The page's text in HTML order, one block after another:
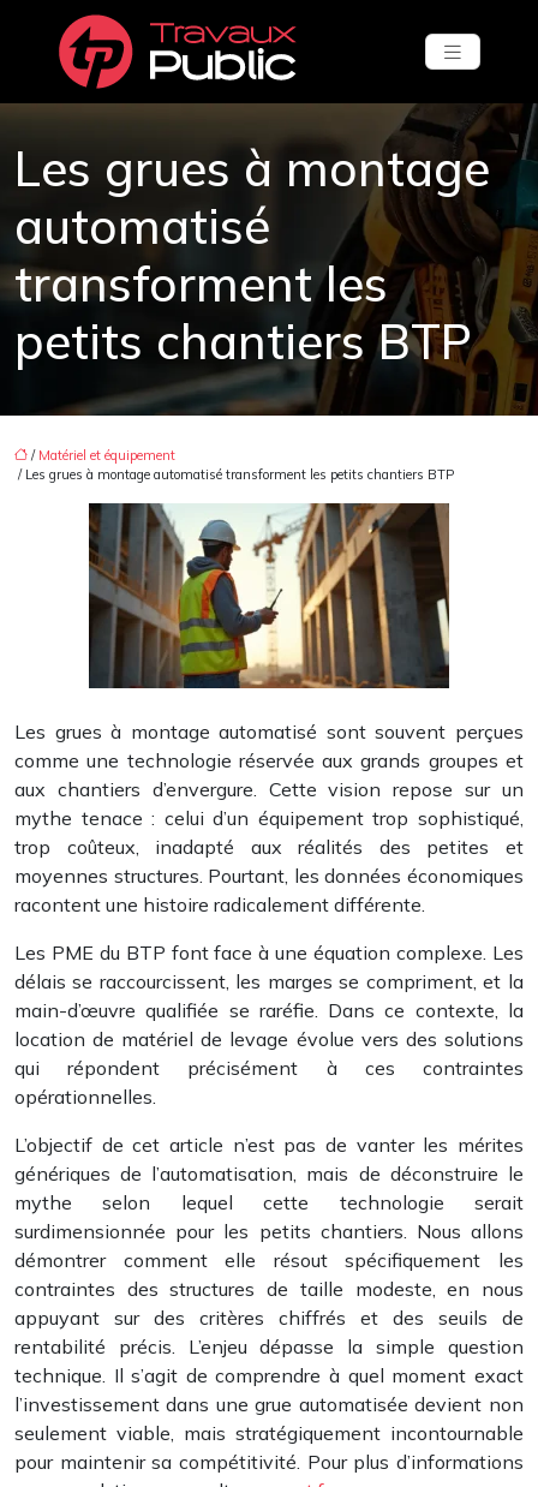
Les grues à montage
automatisé
transforment les
petits chantiers BTP
/ Matériel et équipement
/ Les grues à montage automatisé transforment les petits chantiers BTP
Les grues à montage automatisé sont souvent perçues
comme une technologie réservée aux grands groupes et
aux chantiers d’envergure. Cette vision repose sur un
mythe tenace : celui d’un équipement trop sophistiqué,
trop coûteux, inadapté aux réalités des petites et
moyennes structures. Pourtant, les données économiques
racontent une histoire radicalement différente.
Les PME du BTP font face à une équation complexe. Les
délais se raccourcissent, les marges se compriment, et la
main-d’œuvre qualifiée se raréfie. Dans ce contexte, la
location de matériel de levage évolue vers des solutions
qui répondent précisément à ces contraintes
opérationnelles.
L’objectif de cet article n’est pas de vanter les mérites
génériques de l’automatisation, mais de déconstruire le
mythe selon lequel cette technologie serait
surdimensionnée pour les petits chantiers. Nous allons
démontrer comment elle résout spécifiquement les
contraintes des structures de taille modeste, en nous
appuyant sur des critères chiffrés et des seuils de
rentabilité précis. L’enjeu dépasse la simple question
technique. Il s’agit de comprendre à quel moment exact
l’investissement dans une grue automatisée devient non
seulement viable, mais stratégiquement incontournable
pour maintenir sa compétitivité. Pour plus d’informations